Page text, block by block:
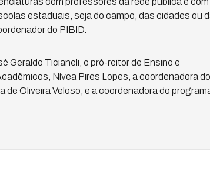
estaduais, seja do campo, das cidades ou
do PIBID.
Geraldo Ticianeli, o pró-reitor de Ensino e
Nívea Pires Lopes, a coordenadora do
Oliveira Veloso, e a coordenadora do